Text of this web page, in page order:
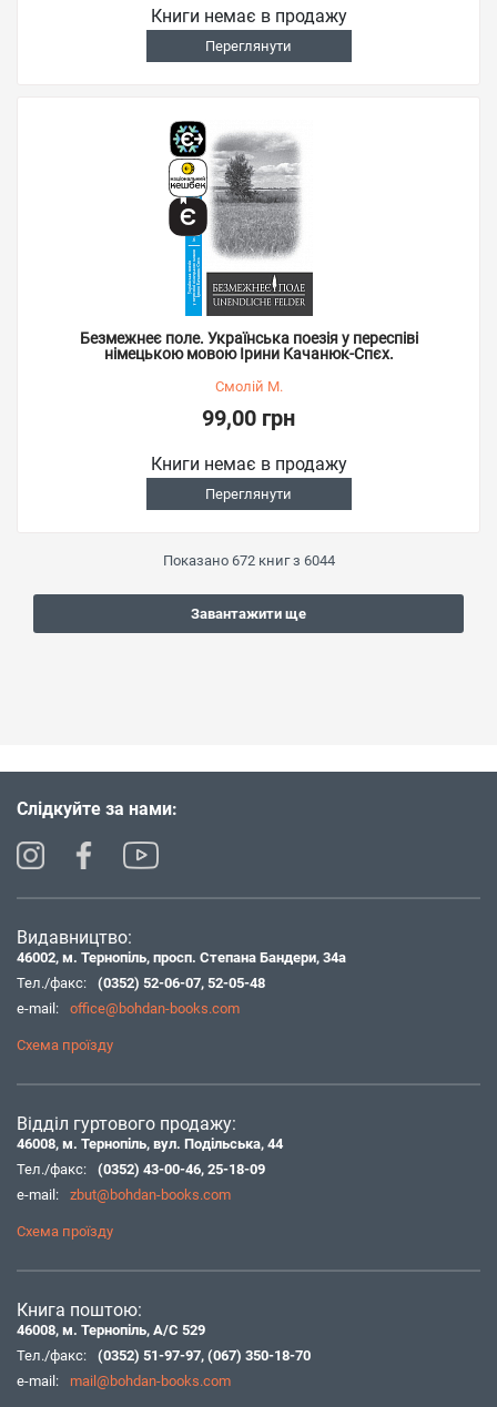
Книги немає в продажу
Переглянути
Безмежнеє поле. Українська поезія у переспіві
німецькою мовою Ірини Качанюк-Спєх.
Смолій М.
99,00 грн
Книги немає в продажу
Переглянути
Показано 672книг з 6044
Завантажити ще
Слідкуйте за нами:
Видавництво:
46002, м. Тернопіль, просп. Степана Бандери, 34а
Тел./факс:
(0352) 52-06-07, 52-05-48
e-mail:
office@bohdan-books.com
Схема проїзду
Відділ гуртового продажу:
46008, м. Тернопіль, вул. Подільська, 44
Тел./факс:
(0352) 43-00-46, 25-18-09
e-mail:
zbut@bohdan-books.com
Схема проїзду
Книга поштою:
46008, м. Тернопіль, А/С 529
Тел./факс:
(0352) 51-97-97, (067) 350-18-70
e-mail:
mail@bohdan-books.com